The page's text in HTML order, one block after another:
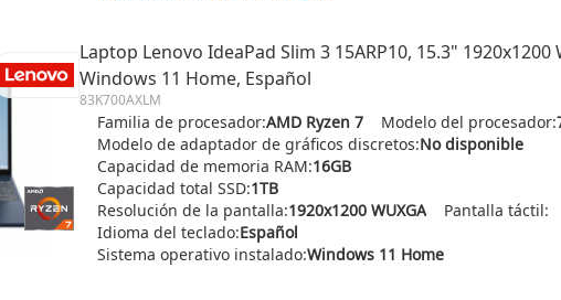
Laptop Lenovo IdeaPad Slim 3 15ARP10, 15.3" 1920x1200
Windows 11 Home, Español
83K700AXLM
Familia de procesador:AMD Ryzen 7 Modelo del procesador:
Modelo de adaptador de gráficos discretos:No disponible
Capacidad de memoria RAM:16GB
Capacidad total SSD:1TB
Resolución de la pantalla:1920x1200 WUXGA
Pantalla táctil:
Idioma del teclado:Español
Sistema operativo instalado:Windows 11 Home